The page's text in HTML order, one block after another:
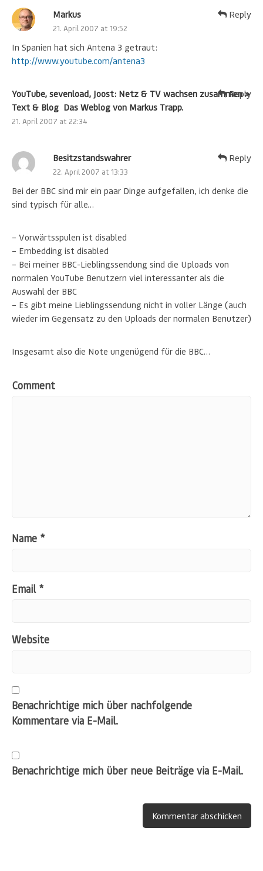
Markus
21. April 2007 at 19:52
In Spanien hat sich Antena 3 getraut:
http://www.youtube.com/antena3
Reply
YouTube, sevenload, Joost: Netz & TV wachsen zusammen »
Text & Blog  Das Weblog von Markus Trapp.
21. April 2007 at 22:34
Reply
Besitzstandswahrer
22. April 2007 at 13:33
Bei der BBC sind mir ein paar Dinge aufgefallen, ich denke die
sind typisch für alle…
– Vorwärtsspulen ist disabled
– Embedding ist disabled
– Bei meiner BBC-Lieblingssendung sind die Uploads von
normalen YouTube Benutzern viel interessanter als die
Auswahl der BBC
– Es gibt meine Lieblingssendung nicht in voller Länge (auch
wieder im Gegensatz zu den Uploads der normalen Benutzer)
Insgesamt also die Note ungenügend für die BBC…
Reply
Comment
Name *
Email *
Website
Benachrichtige mich über nachfolgende
Kommentare via E-Mail.
Benachrichtige mich über neue Beiträge via E-Mail.